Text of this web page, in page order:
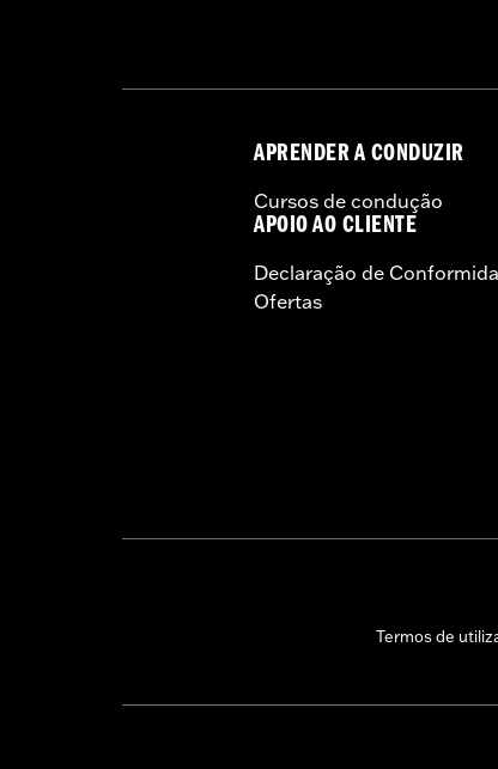
APRENDER A CONDUZIR
Cursos de condução
APOIO AO CLIENTE
Declaração de
Ofertas
Termos de